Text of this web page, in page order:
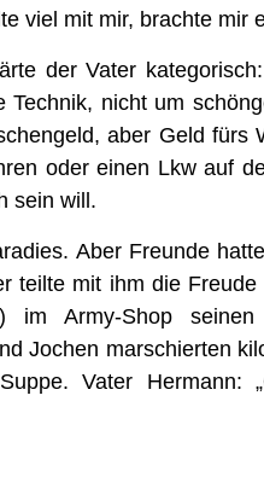
viel mit mir, brachte mir
der Vater
Technik, nicht um
aber Geld
oder einen Lkw auf
sein will.
Aber Freunde
teilte mit ihm die
Army-Shop seinen
Jochen marschierten
Vater Hermann: